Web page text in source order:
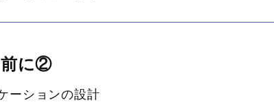
前に②
ーションの設計